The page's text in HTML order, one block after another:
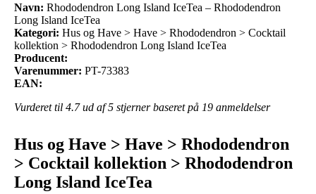
Navn: Rhododendron Long Island IceTea – Rhododendron
Long Island IceTea
Kategori: Hus og Have > Have > Rhododendron > Cocktail
kollektion > Rhododendron Long Island IceTea
Producent:
Varenummer: PT-73383
EAN:
Vurderet til 4.7ud af 5 stjerner baseret på 19 anmeldelser
Hus og Have > Have > Rhododendron
> Cocktail kollektion > Rhododendron
Long Island IceTea